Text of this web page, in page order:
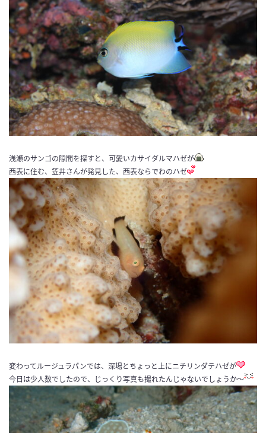
浅瀬のサンゴの隙間を探すと、可愛いカサイダルマハゼが
西表に住む、笠井さんが発見した、西表ならでわのハゼ
変わってルージュラパンでは、深場とちょっと上にニチリンダテハゼが
今日は少人数でしたので、じっくり写真も撮れたんじゃないでしょうか〜